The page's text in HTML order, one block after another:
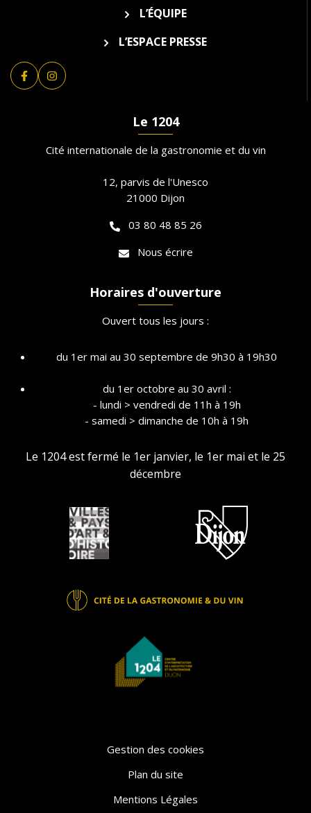
L’ÉQUIPE
L’ESPACE PRESSE
Lien vers le compte Facebook
Lien vers le compte Instagram
Le 1204
Cité internationale de la gastronomie et du vin
12, parvis de l'Unesco
21000 Dijon
03 80 48 85 26
Nous écrire
Horaires d'ouverture
Ouvert tous les jours :
du 1er mai au 30 septembre de 9h30 à 19h30
du 1er octobre au 30 avril :
- lundi > vendredi de 11h à 19h
- samedi > dimanche de 10h à 19h
Le 1204 est fermé le 1er janvier, le 1er mai et le 25
décembre
Gestion des cookies
Plan du site
Mentions Légales